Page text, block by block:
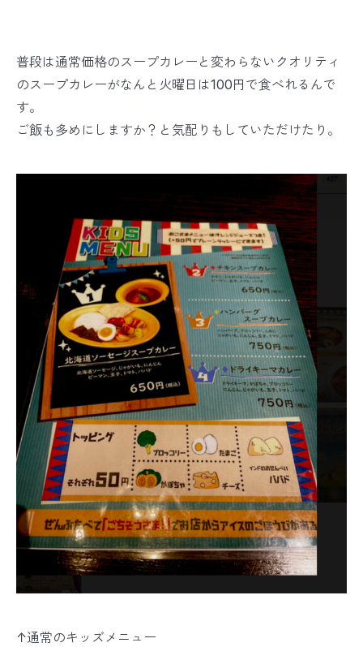
普段は通常価格のスープカレーと変わらないクオリティ
のスープカレーがなんと火曜日は100円で食べれるんで
す。
ご飯も多めにしますか？と気配りもしていただけたり。
↑通常のキッズメニュー